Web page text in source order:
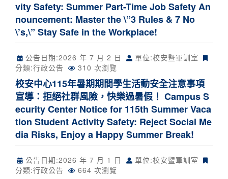
vity Safety: Summer Part-Time Job Safety An
nouncement: Master the \”3 Rules & 7 No
\’s,\” Stay Safe in the Workplace!
公告日期:2026 年 7 月 2 日
單位:校安暨軍訓室
分類:行政公告 310 次瀏覽
校安中心115年暑期期間學生活動安全注意事項
宣導：拒絕社群風險，快樂過暑假！ Campus S
ecurity Center Notice for 115th Summer Vaca
tion Student Activity Safety: Reject Social Me
dia Risks, Enjoy a Happy Summer Break!
公告日期:2026 年 7 月 1 日
單位:校安暨軍訓室
分類:行政公告 664 次瀏覽